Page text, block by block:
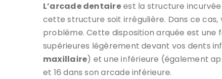
L’arcade dentaireest la structure incurvée
cette structure soit irrégulière. Dans ce
problème. Cette disposition arquée est
supérieures légèrement devant vos dents
maxillaire) et une inférieure (également
et 16 dans son arcade inférieure.